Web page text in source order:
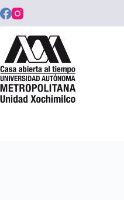
al
contenido